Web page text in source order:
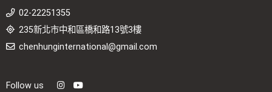
02-22251355
235新北市中和區橋和路13號3樓
chenhunginternational@gmail.com
Follow us